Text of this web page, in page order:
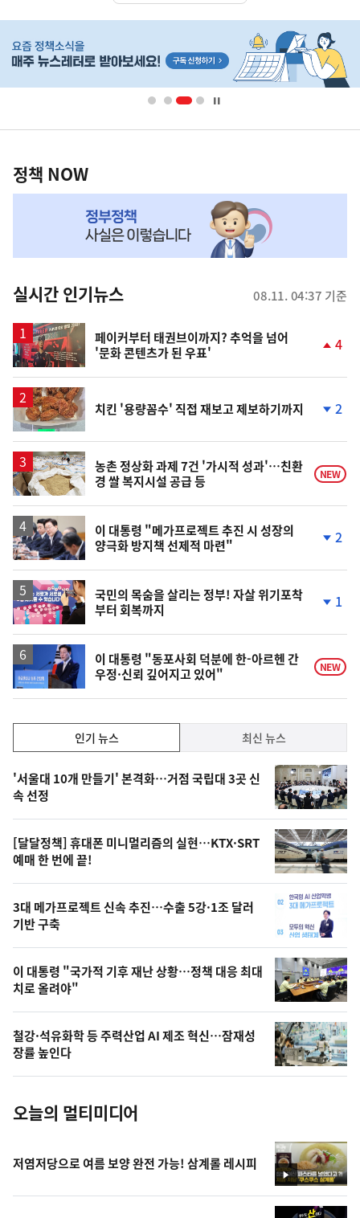
단
배
영
책
NOW,
뉴
스
정책 NOW
실시간 인기뉴스 08.11. 04:37 기준
페이커부터 태권브이까지? 추억을 넘어
'문화 콘텐츠가 된 우표'
4
치킨 '용량꼼수' 직접 재보고 제보하기까지
락
2
농촌 정상화 과제 7건 '가시적 성과'…친환
경 쌀 복지시설 공급 등
NEW
이 대통령 "메가프로젝트 추진 시 성장의
양극화 방지책 선제적 마련"
2
국민의 목숨을 살리는 정부! 자살 위기포착
부터 회복까지
락
1
이 대통령 "동포사회 덕분에 한-아르헨 간
우정·신뢰 깊어지고 있어"
NEW
기,
최
신,
오
늘
의
영
상
오
늘
의
사
진
인기 뉴스 최신 뉴스
기
뉴
스
'서울대 10개 만들기' 본격화…거점 국립대 3곳 신
속 선정
[달달정책] 휴대폰 미니멀리즘의 실현…KTX·SRT
예매 한 번에 끝!
3대 메가프로젝트 신속 추진…수출 5강·1조 달러
기반 구축
이 대통령 "국가적 기후 재난 상황…정책 대응 최대
치로 올려야"
철강·석유화학 등 주력산업 AI 제조 혁신…잠재성
장률 높인다
오늘의 멀티미디어
영
상
저염저당으로 여름 보양 완전 가능! 삼계롤 레시피